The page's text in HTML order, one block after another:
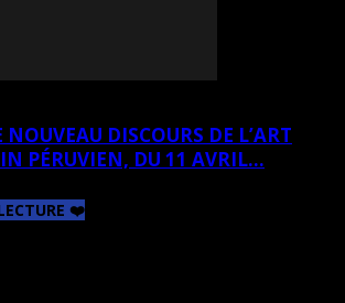
NOUVEAU DISCOURS DE L’ART
PÉRUVIEN, DU 11 AVRIL...
❤️